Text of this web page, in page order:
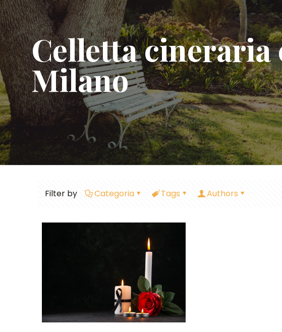
Celletta
Milano
Filter by Categoria Tags Authors